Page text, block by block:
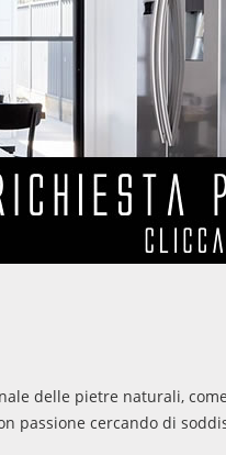
delle pietre naturali,
passione cercando di